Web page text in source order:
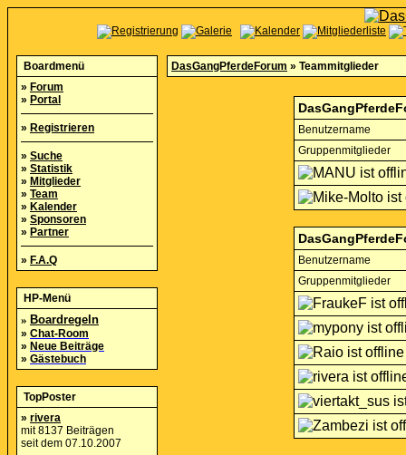
Boardmenü
» Forum
» Portal
» Registrieren
» Suche
» Statistik
» Mitglieder
» Team
» Kalender
» Sponsoren
» Partner
» F.A.Q
HP-Menü
» Boardregeln
» Chat-Room
» Neue Beiträge
» Gästebuch
TopPoster
» rivera
mit 8137 Beiträgen
seit dem 07.10.2007
DasGangPferdeForum » Teammitglieder
Benutzername
Gruppenmitglieder
Benutzername
Gruppenmitglieder